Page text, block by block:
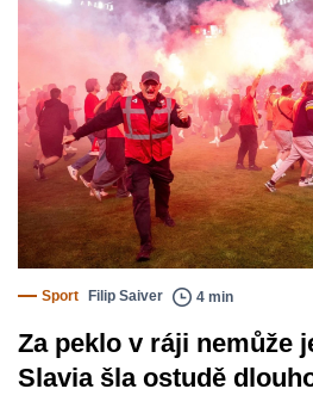
Sport Filip Saiver 4 min
Za peklo v ráji nemůže
Slavia šla ostudě